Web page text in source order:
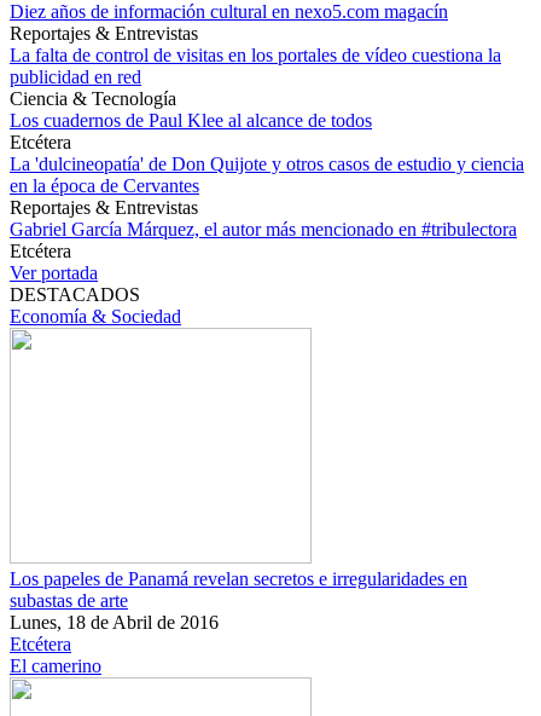
Diez años de información cultural en nexo5.com magacín
Reportajes & Entrevistas
La falta de control de visitas en los portales de vídeo cuestiona la
publicidad en red
Ciencia & Tecnología
Los cuadernos de Paul Klee al alcance de todos
Etcétera
La 'dulcineopatía' de Don Quijote y otros casos de estudio y ciencia
en la época de Cervantes
Reportajes & Entrevistas
Gabriel García Márquez, el autor más mencionado en #tribulectora
Etcétera
Ver portada
DESTACADOS
Economía & Sociedad
Los papeles de Panamá revelan secretos e irregularidades en
subastas de arte
Lunes, 18 de Abril de 2016
Etcétera
El camerino